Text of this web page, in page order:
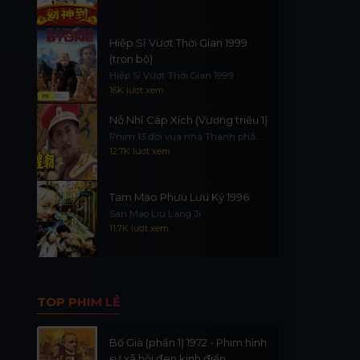
Hiệp Sĩ Vượt Thời Gian 1999
(trọn bộ)
Hiệp Sĩ Vượt Thời Gian 1999
16K lượt xem
Nỗ Nhĩ Cáp Xích (Vương triều 1)
Phim 13 đời vua nhà Thanh phần
112.7K lượt xem
Tam Mao Phưu Lưu Ký 1996
San Mao Liu Lang Ji
11.7K lượt xem
TOP PHIM LẺ
Bố Già (phần 1) 1972 - Phim hình